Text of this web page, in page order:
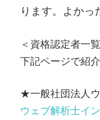
ります。よかっ
＜資格認定者一
下記ページで紹
★一般社団法人
ウェブ解析士イ